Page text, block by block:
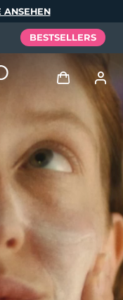
ANSEHEN
BESTSELLERS
Anmelden
Benutzerkonto
Meine Geräte
Bestellungen
Meine Adressen
Español
Português
Русский
繁體中文